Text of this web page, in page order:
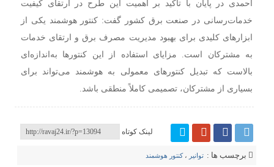
احمدی در پایان با تأکید بر اهمیت این طرح در ارتقای کیفیت
خدمات‌رسانی در صنعت برق کشور گفت: کنتور هوشمند یکی از
ابزارهای کلیدی برای بهبود مدیریت مصرف برق و ارتقای خدمات
به مشترکان است. مزایای استفاده از این کنتورها به‌اندازه‌ای
بالاست که تبدیل کنتورهای معمولی به هوشمند می‌تواند برای
بسیاری از مشترکان، تصمیمی کاملاً منطقی باشد.
لینک کوتاه
برچسب ها : توانیر ،کنتور هوشمند